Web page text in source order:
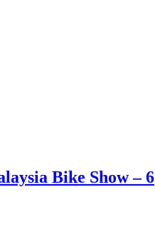
Bike Show – 6